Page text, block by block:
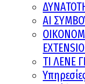
AI
ΤΙ ΛΕΝΕ